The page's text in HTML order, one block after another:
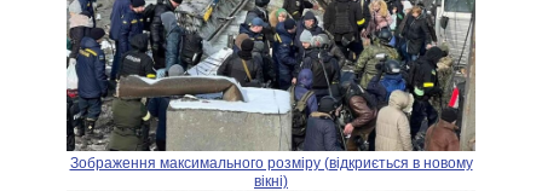
Зображення максимального розміру (відкриється в новому
вікні)